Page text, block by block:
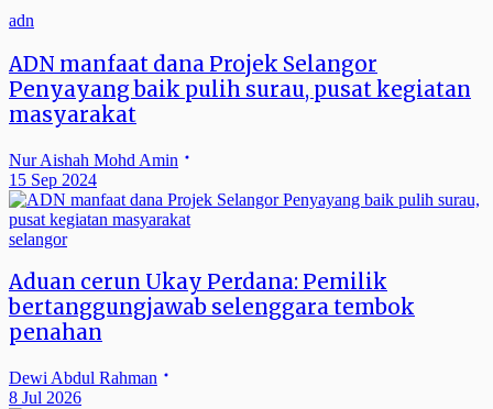
adn
ADN manfaat dana Projek Selangor
Penyayang baik pulih surau, pusat kegiatan
masyarakat
Nur Aishah Mohd Amin
15 Sep 2024
selangor
Aduan cerun Ukay Perdana: Pemilik
bertanggungjawab selenggara tembok
penahan
Dewi Abdul Rahman
8 Jul 2026